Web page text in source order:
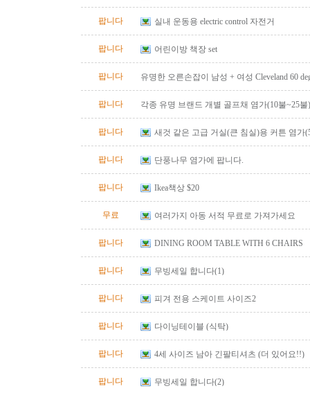
팝니다 실내 운동용 electric control 자전거
팝니다 어린이방 책장 set
팝니다
유명한 오른손잡이 남성 + 여성 Cleveland 60
팝니다
각종 유명 브랜드 개별 골프채 염가(10불~25
팝니다 새것 같은 고급 거실(큰 침실)용 커튼 염가
팝니다 단풍나무 염가에 팝니다.
팝니다 Ikea책상 $20
무료 여러가지 아동 서적 무료로 가져가세요
팝니다 DINING ROOM TABLE WITH 6 CHAIRS
팝니다 무빙세일 합니다(1)
팝니다 피겨 전용 스케이트 사이즈2
팝니다 다이닝테이블 (식탁)
팝니다 4세 사이즈 남아 긴팔티셔츠 (더 있어요!!)
팝니다 무빙세일 합니다(2)